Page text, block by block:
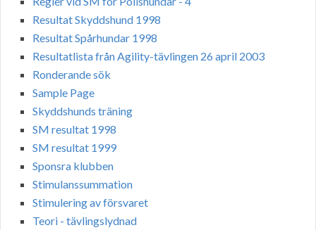
Resultat Skyddshund 1998
Resultat Spårhundar 1998
Resultatlista från Agility-tävlingen 26 april 2003
Ronderande sök
Sample Page
Skyddshunds träning
SM resultat 1998
SM resultat 1999
Sponsra klubben
Stimulanssummation
Stimulering av försvaret
Teori - tävlingslydnad